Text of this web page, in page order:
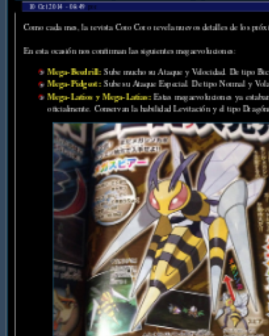
10 Oct 2014 - 08:49 por
Como cada mes, la revista Coro Coro revela nuevos detalles de los
En esta ocasión nos confirman las siguientes megaevoluciones:
Mega-Beedrill:Sube mucho su Ataque y Velocidad. De tipo
Mega-Pidgeot:Sube su Ataque Especial. De tipo Normal y
Mega-Latios y Mega-Latias:Estas megaevoluciones ya
oficialmente. Conservan la habilidad Levitación y el tipo